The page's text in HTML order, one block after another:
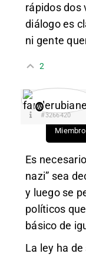
rápidos dos
diálogo es
ni gente
2
#3266420
Miembro
Es
nazi” sea
y luego se
políticos
básico de
La ley ha